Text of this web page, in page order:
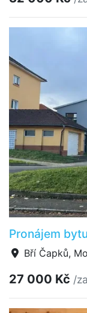
Pronájem
Bří Čapků,
27 000 Kč /